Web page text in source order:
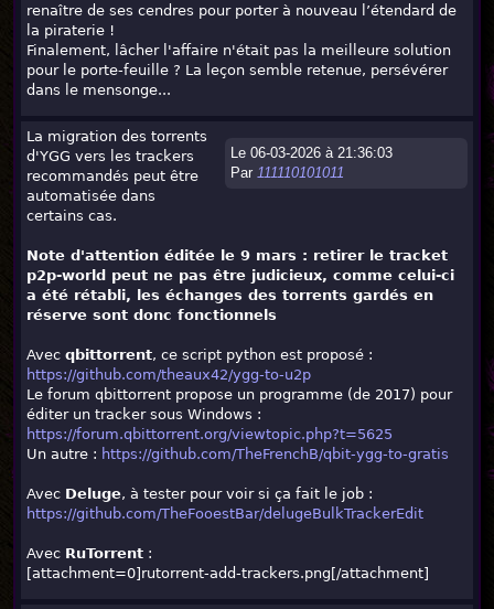
renaître de ses cendres pour porter à nouveau l’étendard de
la piraterie !
Finalement, lâcher l'affaire n'était pas la meilleure solution
pour le porte-feuille ? La leçon semble retenue, persévérer
dans le mensonge...
Le 06-03-2026 à 21:36:03
Par 111110101011
La migration des torrents
d'YGG vers les trackers
recommandés peut être
automatisée dans
certains cas.
Note d'attention éditée le 9 mars : retirer le tracket
p2p-world peut ne pas être judicieux, comme celui-ci
a été rétabli, les échanges des torrents gardés en
réserve sont donc fonctionnels
Avec qbittorrent, ce script python est proposé :
https://github.com/theaux42/ygg-to-u2p
Le forum qbittorrent propose un programme (de 2017) pour
éditer un tracker sous Windows :
https://forum.qbittorrent.org/viewtopic.php?t=5625
Un autre : https://github.com/TheFrenchB/qbit-ygg-to-gratis
Avec Deluge, à tester pour voir si ça fait le job :
https://github.com/TheFooestBar/delugeBulkTrackerEdit
Avec RuTorrent :
[attachment=0]rutorrent-add-trackers.png[/attachment]